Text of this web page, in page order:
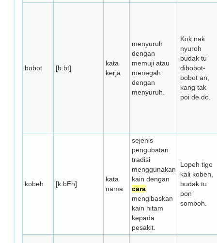
bobot [b.bt]
kata
kerja
menyuruh
dengan
memuji atau
menegah
dengan
menyuruh.
Kok nak
nyuroh
budak tu
dibobot-
bobot an,
kang tak
poi de do.
kobeh [k.bEh]
kata
nama
sejenis
pengubatan
tradisi
menggunakan
kain dengan
cara
mengibaskan
kain hitam
kepada
pesakit.
Lopeh tigo
kali kobeh,
budak tu
pon
somboh.